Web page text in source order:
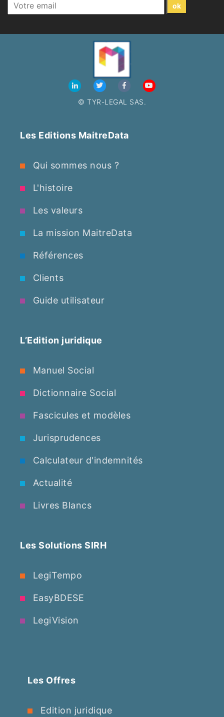
© TYR-LEGAL SAS.
Les Editions MaitreData
Qui sommes nous ?
L'histoire
Les valeurs
La mission MaitreData
Références
Clients
Guide utilisateur
L’Edition juridique
Manuel Social
Dictionnaire Social
Fascicules et modèles
Jurisprudences
Calculateur d'indemnités
Actualité
Livres Blancs
Les Solutions SIRH
LegiTempo
EasyBDESE
LegiVision
Les Offres
Edition juridique